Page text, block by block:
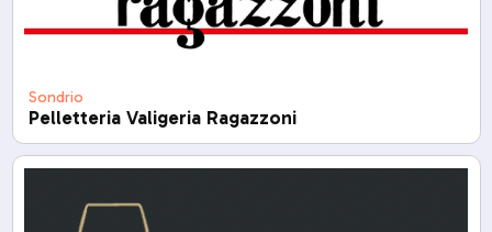
Sondrio
Pelletteria Valigeria Ragazzoni